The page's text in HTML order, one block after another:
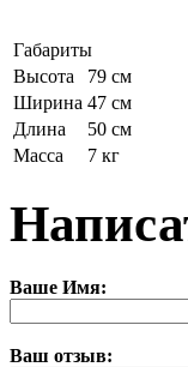
Габариты
Высота
79 см
Ширина 47 см
Длина
50 см
Масса
7 кг
Ваше Имя:
Ваш отзыв: